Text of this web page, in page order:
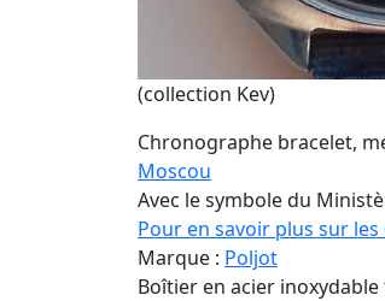
(collection Kev)
Chronographe bracelet,
Moscou
Avec le symbole du
Pour en savoir plus sur
Marque : Poljot
Boîtier en acier inoxydable